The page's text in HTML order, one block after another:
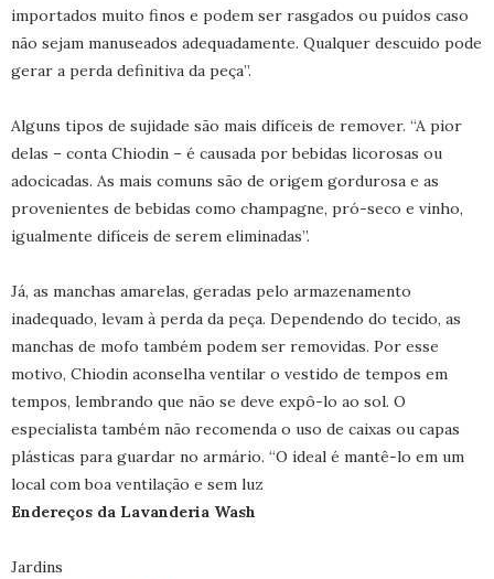
importados muito finos e podem ser rasgados ou puídos caso
não sejam manuseados adequadamente. Qualquer descuido pode
gerar a perda definitiva da peça”.
Alguns tipos de sujidade são mais difíceis de remover. “A pior
delas – conta Chiodin – é causada por bebidas licorosas ou
adocicadas. As mais comuns são de origem gordurosa e as
provenientes de bebidas como champagne, pró-seco e vinho,
igualmente difíceis de serem eliminadas”.
Já, as manchas amarelas, geradas pelo armazenamento
inadequado, levam à perda da peça. Dependendo do tecido, as
manchas de mofo também podem ser removidas. Por esse
motivo, Chiodin aconselha ventilar o vestido de tempos em
tempos, lembrando que não se deve expô-lo ao sol. O
especialista também não recomenda o uso de caixas ou capas
plásticas para guardar no armário. “O ideal é mantê-lo em um
local com boa ventilação e sem luz
Endereços da Lavanderia Wash
Jardins